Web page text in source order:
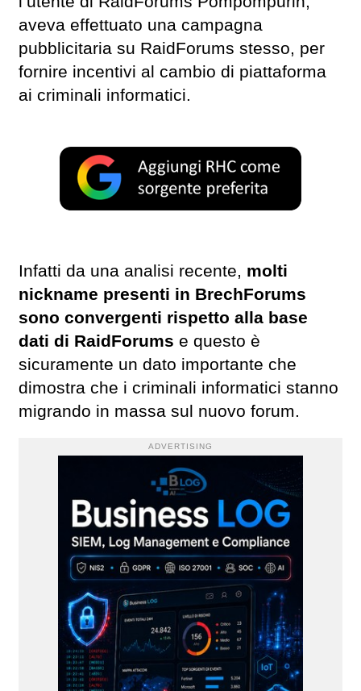
aveva effettuato una campagna
pubblicitaria su RaidForums stesso, per
fornire incentivi al cambio di piattaforma
ai criminali informatici.
Infatti da una analisi recente, molti
nickname presenti in BrechForums
sono convergenti rispetto alla base
dati di RaidForums e questo è
sicuramente un dato importante che
dimostra che i criminali informatici stanno
migrando in massa sul nuovo forum.
ADVERTISING